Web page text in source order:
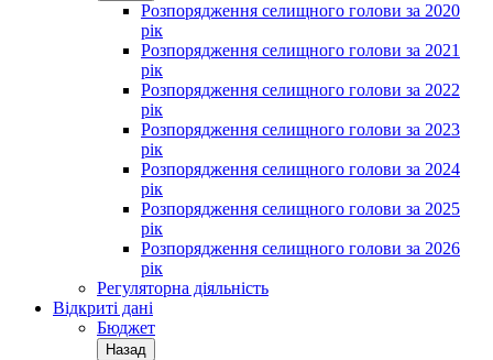
Розпорядження селищного голови за 2020
рік
Розпорядження селищного голови за 2021
рік
Розпорядження селищного голови за 2022
рік
Розпорядження селищного голови за 2023
рік
Розпорядження селищного голови за 2024
рік
Розпорядження селищного голови за 2025
рік
Розпорядження селищного голови за 2026
рік
Регуляторна діяльність
Відкриті дані
Бюджет
Назад